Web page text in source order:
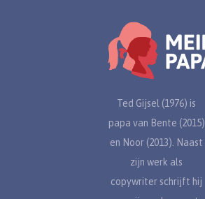
Ted Gijsel (1976) is
papa van Bente (2015)
en Noor (2013). Naast
zijn werk als
copywriter schrijft hij